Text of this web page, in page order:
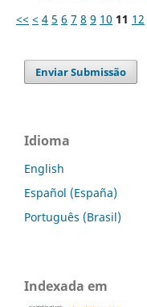
<< < 4 5 6 7 8 9 10 11 12
Enviar Submissão
Idioma
English
Español (España)
Português (Brasil)
Indexada em